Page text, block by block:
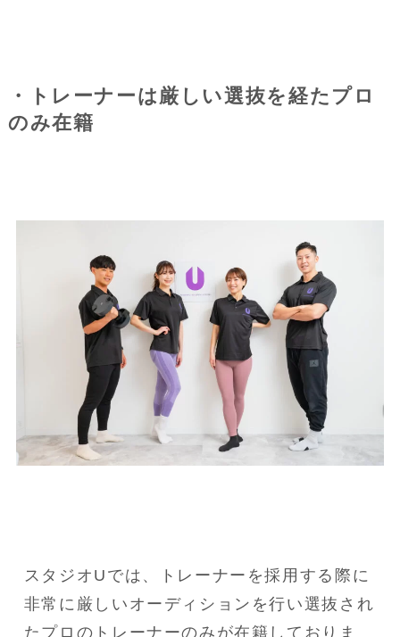
・トレーナーは厳しい選抜を経たプロ
のみ在籍
スタジオUでは、トレーナーを採用する際に
非常に厳しいオーディションを行い選抜され
たプロのトレーナーのみが在籍しておりま